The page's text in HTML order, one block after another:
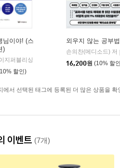
님이야! (스
)
지퍼블리싱
할인)
외우지 않는 공부법
손의찬(메디소드) 저
16,200원 (10% 할
에서 선택된 태그에 등록된 더 많은 상품을 확
이벤트 (7개)